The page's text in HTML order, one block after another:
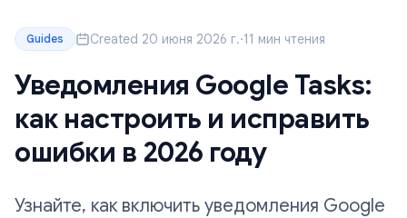
Guides Created 20 июня 2026 г.·11 мин чтения
Уведомления Google Tasks:
как настроить и исправить
ошибки в 2026 году
Узнайте, как включить уведомления Google